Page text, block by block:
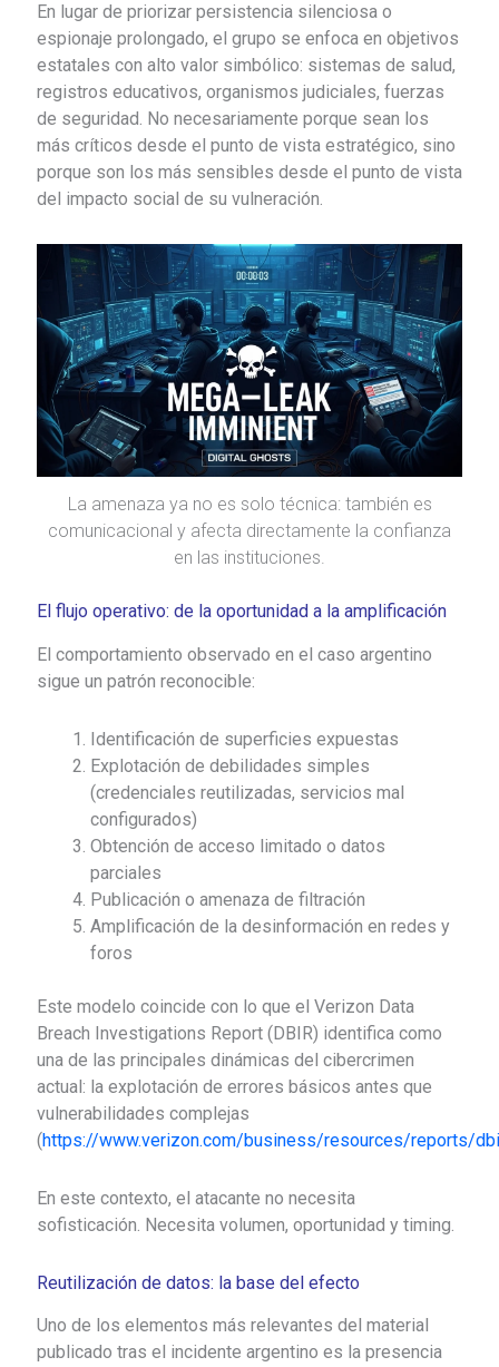
En lugar de priorizar persistencia silenciosa o
espionaje prolongado, el grupo se enfoca en objetivos
estatales con alto valor simbólico: sistemas de salud,
registros educativos, organismos judiciales, fuerzas
de seguridad. No necesariamente porque sean los
más críticos desde el punto de vista estratégico, sino
porque son los más sensibles desde el punto de vista
del impacto social de su vulneración.
La amenaza ya no es solo técnica: también es
comunicacional y afecta directamente la confianza
en las instituciones.
El flujo operativo: de la oportunidad a la amplificación
El comportamiento observado en el caso argentino
sigue un patrón reconocible:
Identificación de superficies expuestas
Explotación de debilidades simples
(credenciales reutilizadas, servicios mal
configurados)
Obtención de acceso limitado o datos
parciales
Publicación o amenaza de filtración
Amplificación de la desinformación en redes y
foros
Este modelo coincide con lo que el Verizon Data
Breach Investigations Report (DBIR) identifica como
una de las principales dinámicas del cibercrimen
actual: la explotación de errores básicos antes que
vulnerabilidades complejas
(https://www.verizon.com/business/resources/reports/
En este contexto, el atacante no necesita
sofisticación. Necesita volumen, oportunidad y timing.
Reutilización de datos: la base del efecto
Uno de los elementos más relevantes del material
publicado tras el incidente argentino es la presencia